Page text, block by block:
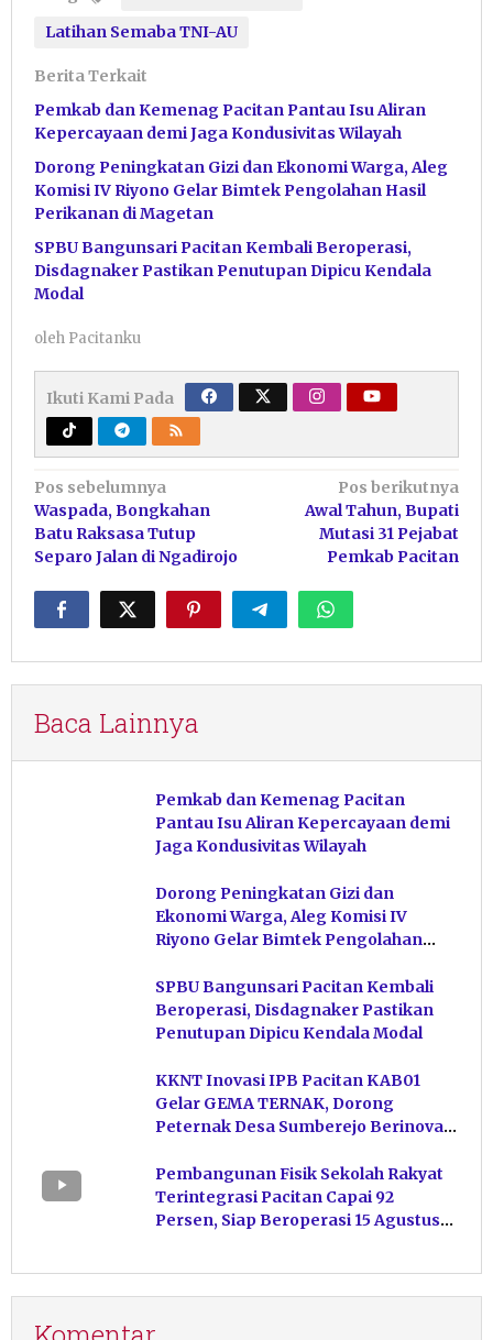
Latihan Semaba TNI-AU
Berita Terkait
Pemkab dan Kemenag Pacitan Pantau Isu Aliran
Kepercayaan demi Jaga Kondusivitas Wilayah
Dorong Peningkatan Gizi dan Ekonomi Warga, Aleg
Komisi IV Riyono Gelar Bimtek Pengolahan Hasil
Perikanan di Magetan
SPBU Bangunsari Pacitan Kembali Beroperasi,
Disdagnaker Pastikan Penutupan Dipicu Kendala
Modal
oleh Pacitanku
Ikuti Kami Pada
Navigasi
pos
Pos sebelumnya
Waspada, Bongkahan
Batu Raksasa Tutup
Separo Jalan di Ngadirojo
Pos berikutnya
Awal Tahun, Bupati
Mutasi 31 Pejabat
Pemkab Pacitan
Baca Lainnya
Pemkab dan Kemenag Pacitan
Pantau Isu Aliran Kepercayaan demi
Jaga Kondusivitas Wilayah
Dorong Peningkatan Gizi dan
Ekonomi Warga, Aleg Komisi IV
Riyono Gelar Bimtek Pengolahan
SPBU Bangunsari Pacitan Kembali
Beroperasi, Disdagnaker Pastikan
Penutupan Dipicu Kendala Modal
KKNT Inovasi IPB Pacitan KAB01
Gelar GEMA TERNAK, Dorong
Peternak Desa Sumberejo Berinovasi
Pembangunan Fisik Sekolah Rakyat
Terintegrasi Pacitan Capai 92
Persen, Siap Beroperasi 15 Agustus